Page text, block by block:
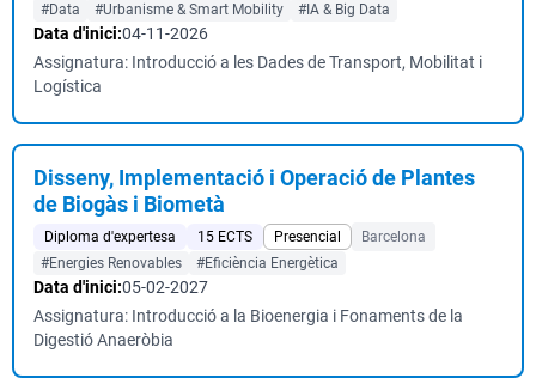
#Data
#Urbanisme & Smart Mobility #IA & Big Data
Data d'inici:04-11-2026
Assignatura: Introducció a les Dades de Transport, Mobilitat i
Logística
Disseny, Implementació i Operació de Plantes
de Biogàs i Biometà
Diploma d'expertesa 15 ECTS Presencial
Barcelona
#Energies Renovables
#Eficiència Energètica
Data d'inici:05-02-2027
Assignatura: Introducció a la Bioenergia i Fonaments de la
Digestió Anaeròbia